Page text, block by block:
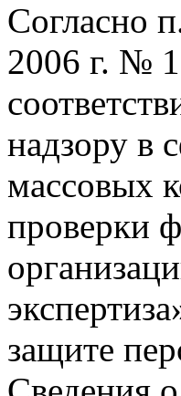
Согласно
2006 г. №
надзору в
массовых
проверки
защите